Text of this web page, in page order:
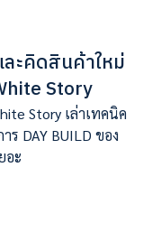
ะคิดสินค้าใหม่
Story
Story เล่าเทคนิค
ร DAY BUILD ของ
อะ